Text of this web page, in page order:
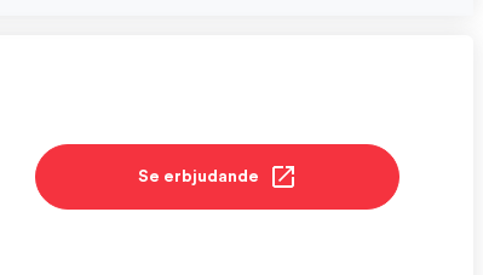
Se erbjudande